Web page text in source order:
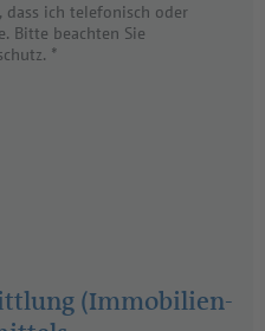
ich telefonisch oder
Bitte beachten Sie
*
(Immobilien-